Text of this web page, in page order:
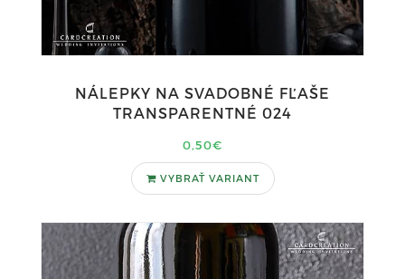
NÁLEPKY NA SVADOBNÉ FĽAŠE
TRANSPARENTNÉ 024
0,50€
VYBRAŤ VARIANT